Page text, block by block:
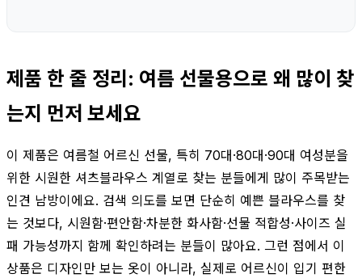
제품 한 줄 정리: 여름 선물용으로 왜 많이 찾
는지 먼저 보세요
이 제품은 여름철 어르신 선물, 특히 70대·80대·90대 여성분을
위한 시원한 셔츠블라우스 계열로 찾는 분들에게 많이 주목받는
인견 남방이에요. 검색 의도를 보면 단순히 예쁜 블라우스를 찾
는 것보다, 시원함·편안함·차분한 화사함·선물 적합성·사이즈 실
패 가능성까지 함께 확인하려는 분들이 많아요. 그런 점에서 이
상품은 디자인만 보는 옷이 아니라, 실제로 어르신이 입기 편한